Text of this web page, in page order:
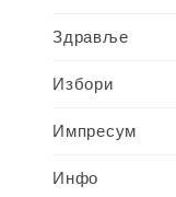
Здравље
Избори
Импресум
Инфо